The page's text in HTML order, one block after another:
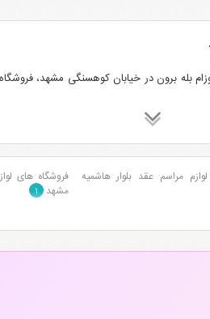
بله برون در خیابان کوهسنگی مشهد،
مراسم عقد بلوار هاشمیه
فروشگاه های
مشهد ۱